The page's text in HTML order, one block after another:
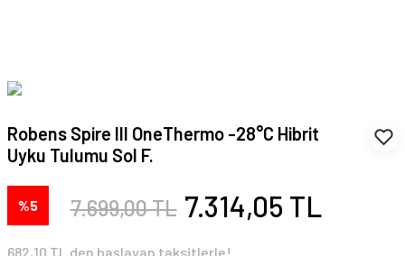
Robens Spire III OneThermo -28°C Hibrit
Uyku Tulumu Sol F.
%5 7.699,00 TL 7.314,05 TL
682,10 TL den başlayan taksitlerle!